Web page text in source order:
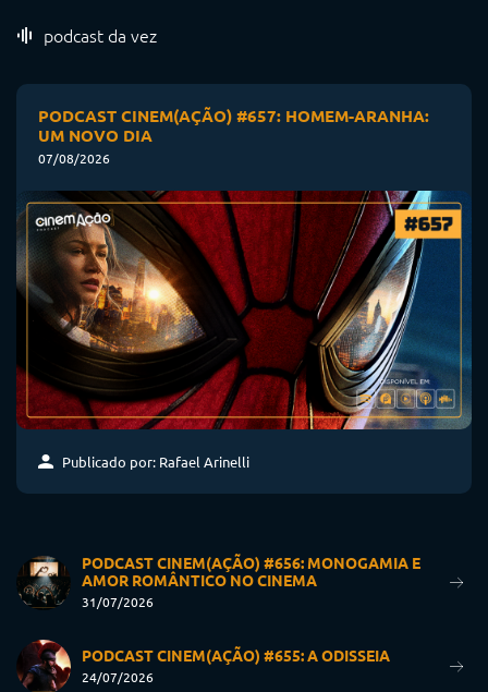
podcast da vez
PODCAST CINEM(AÇÃO) #657: HOMEM-ARANHA:
UM NOVO DIA
07/08/2026
Publicado por: Rafael Arinelli
PODCAST CINEM(AÇÃO) #656: MONOGAMIA E
AMOR ROMÂNTICO NO CINEMA
31/07/2026
PODCAST CINEM(AÇÃO) #655: A ODISSEIA
24/07/2026